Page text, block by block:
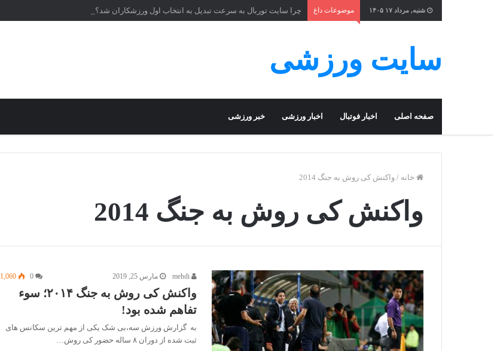
شنبه, مرداد ۱۷ ۱۴۰۵ موضوعات داغ چرا سایت توربال به ‌سرعت تبدیل به انتخاب اول ورزشکاران شد؟
سایت ورزشی
صفحه اصلی اخبار فوتبال اخبار ورزشی خبر ورزشی
خانه / واکنش کی روش به جنگ 2014
واکنش کی روش به جنگ 2014
مارس 25, 2019 1,060
واکنش کی روش به جنگ ۲۰۱۴؛ سوء
تفاهم شده بود!
به گزارش ورزش سه،بی شک یکی از مهم ترین سکانس های
ثبت شده از دوران ۸ ساله حضور کی روش…